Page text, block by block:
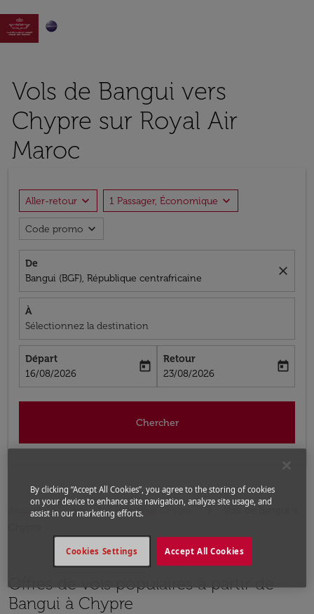

Vols de Bangui vers
Chypre sur Royal Air
Maroc
Aller-retour expand_more 1 Passager, Économique expand_more
Code promo expand_more
De
Bangui (BGF), République centrafricaine
close
À
Sélectionnez la destination
Départ
fc-booking-departure-date-aria-label
16/08/2026
today
Retour
fc-booking-return-date-aria-label
23/08/2026
today
Chercher
Accueil Vols Vols pour Chypre
Vols de Bangui a
Offres de vols populaires à partir de
Bangui à Chypre
By clicking “Accept All Cookies”, you agree to the storing of cookies
on your device to enhance site navigation, analyze site usage, and
assist in our marketing efforts.
Accept All Cookies
Cookies Settings